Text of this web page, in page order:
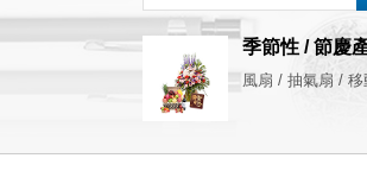
季節性 / 節慶
風扇 / 抽氣扇 /